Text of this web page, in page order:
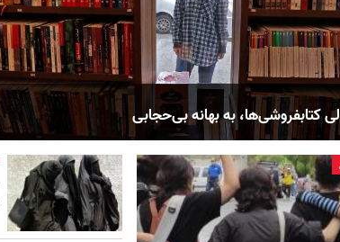
کتابفروشی‌ها، به بهانه بی‌حجابی